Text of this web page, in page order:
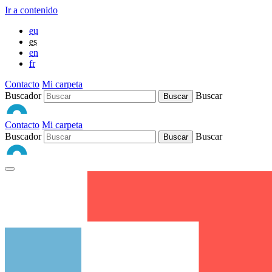
Ir a contenido
eu
es
en
fr
Contacto Mi carpeta
Buscador
Buscar
Contacto Mi carpeta
Buscador
Buscar